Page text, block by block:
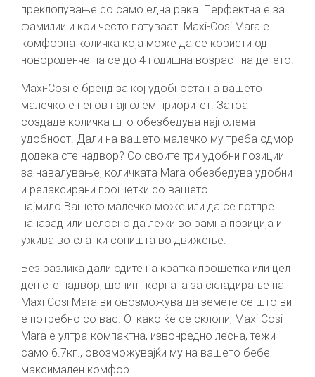
преклопување со само една рака. Перфектна е за
фамилии и кои често патуваат. Maxi-Cosi Mara е
комфорна количка која може да се користи од
новороденче па се до 4 годишна возраст на детето.
Maxi-Cosi е бренд за кој удобноста на вашето
малечко е негов најголем приоритет. Затоа
создаде количка што обезбедува најголема
удобност. Дали на вашето малечко му треба одмор
додека сте надвор? Со своите три удобни позиции
за навалување, количката Маra обезбедува удобни
и релаксирани прошетки со вашето
најмило.Вашето малечко може или да се потпре
наназад или целосно да лежи во рамна позиција и
ужива во слатки соништа во движење.
Без разлика дали одите на кратка прошетка или цел
ден сте надвор, шопинг корпата за складирање на
Maxi Cosi Mara ви овозможува да земете се што ви
е потребно со вас. Откако ќе се склопи, Maxi Cosi
Mara е ултра-компактна, извонредно лесна, тежи
само 6.7кг., овозможувајќи му на вашето бебе
максимален комфор.